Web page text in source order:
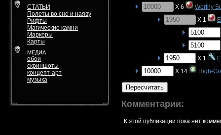
СТАТЬИ
Полеты во сне и наяву
Рифты
Магические камни
Маркеры
Карты
МЕДИА
обои
скриншоты
концепт-арт
музыка
X 6
Worthy
X 1
X 1
X 14
High-
Пересчитать
Комментарии:
К этой публикации пока нет